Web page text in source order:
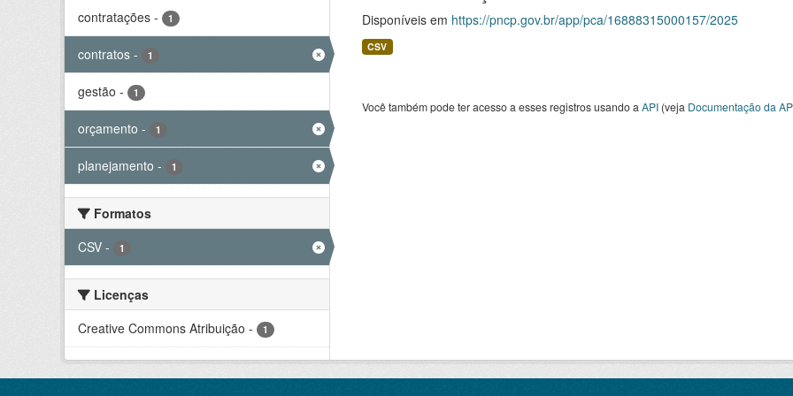
contratações - 1
contratos - 1
gestão - 1
orçamento - 1
planejamento - 1
Formatos
CSV - 1
Licenças
Creative Commons Atribuição - 1
Disponíveis em https://pncp.gov.br/app/pca/16888315000157/2025
CSV
Você também pode ter acesso a esses registros usando a API(veja Documentação da